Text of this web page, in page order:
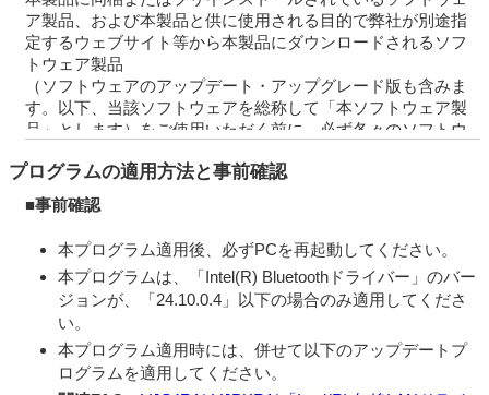
ア製品、および本製品と供に使用される目的で弊社が別途指
定するウェブサイト等から本製品にダウンロードされるソフ
トウェア製品
（ソフトウェアのアップデート・アップグレード版も含みま
す。以下、当該ソフトウェアを総称して「本ソフトウェア製
品」とします）をご使用いただく前に、必ず各々のソフトウ
本ソフトウェア製品の中には、①各製品の権利者が定めるソ
フトウェア使用許諾契約書を伴うもの（以下「対象外ソフト
ウェア」とします）と、②そのような個別のソフトウェア使
用許諾契約を伴わないものがあります。
個別のソフトウェア使用許諾契約書を伴わない各々のソフト
ウェア（以下「許諾ソフトウェア」とし、コンピューターソ
フトウェア、媒体、マニュアルなどの関連書類および電子文
書を含みます）に関しては、
下記のソフトウェア使用許諾契約書をお読みください。お客
さまによる許諾ソフトウェアの使用開始をもって、下記のソ
フトウェア使用許諾契約書にご同意いただいたものとしま
プログラムの適用方法と事前確認
■事前確認
本プログラム適用後、必ずPCを再起動してください。
本プログラムは、「Intel(R) Bluetoothドライバー」のバー
ジョンが、「24.10.0.4」以下の場合のみ適用してくださ
い。
本プログラム適用時には、併せて以下のアップデートプ
ログラムを適用してください。